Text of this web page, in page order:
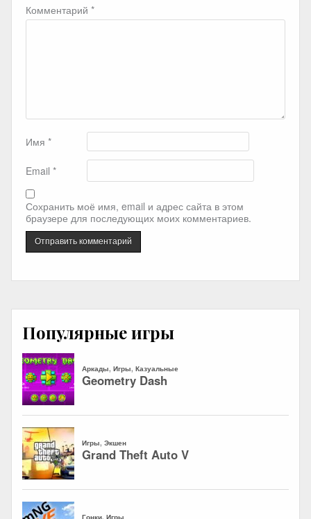
Комментарий *
Имя *
Email *
Сохранить моё имя, email и адрес сайта в этом
браузере для последующих моих комментариев.
Популярные игры